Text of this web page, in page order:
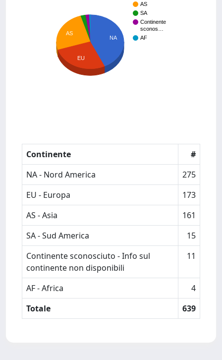
AS
SA
Continente
sconos…
AF
NA
AS
EU
Continente
#
NA - Nord America
275
EU - Europa
173
AS - Asia
161
SA - Sud America
15
Continente sconosciuto - Info sul
continente non disponibili
11
AF - Africa
4
Totale
639